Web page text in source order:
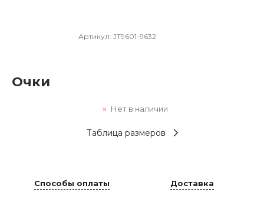
Артикул: JT9601-9632
Очки
Нет в наличии
Таблица размеров
Способы оплаты Доставка